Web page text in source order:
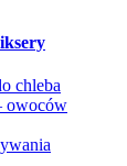
chleba
owoców